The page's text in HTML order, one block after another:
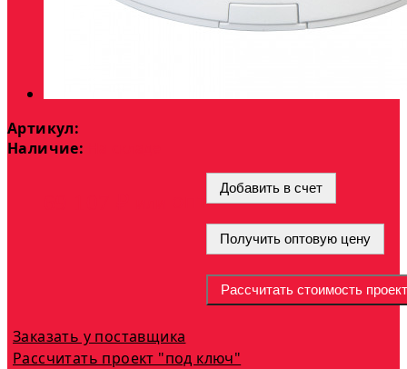
Артикул:
Наличие:
опт Добавить в счет
Получить оптовую цену
Рассчитать стоимость
Заказать у поставщика
Рассчитать проект "под ключ"